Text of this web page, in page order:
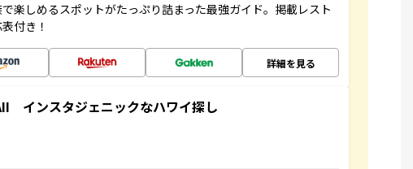
楽しめるスポットがたっぷり詰まった最強ガイド。掲載レスト
付き！
詳細を見る
インスタジェニックなハワイ探し